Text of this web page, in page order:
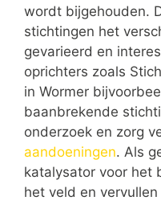
wordt bijgehouden.
stichtingen het
gevarieerd en
oprichters zoals
in Wormer
baanbrekende
onderzoek en zorg
aandoeningen. Als
katalysator voor het
het veld en